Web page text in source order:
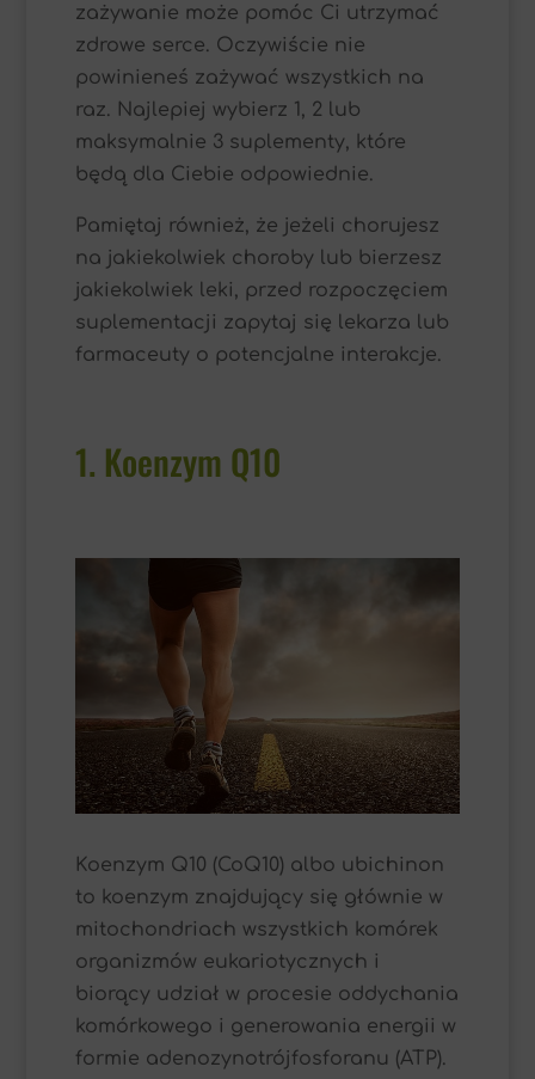
zażywanie może pomóc Ci utrzymać
zdrowe serce. Oczywiście nie
powinieneś zażywać wszystkich na
raz. Najlepiej wybierz 1, 2 lub
maksymalnie 3 suplementy, które
będą dla Ciebie odpowiednie.
Pamiętaj również, że jeżeli chorujesz
na jakiekolwiek choroby lub bierzesz
jakiekolwiek leki, przed rozpoczęciem
suplementacji zapytaj się lekarza lub
farmaceuty o potencjalne interakcje.
1. Koenzym Q10
Koenzym Q10 (CoQ10) albo ubichinon
to koenzym znajdujący się głównie w
mitochondriach wszystkich komórek
organizmów eukariotycznych i
biorący udział w procesie oddychania
komórkowego i generowania energii w
formie adenozynotrójfosforanu (ATP).